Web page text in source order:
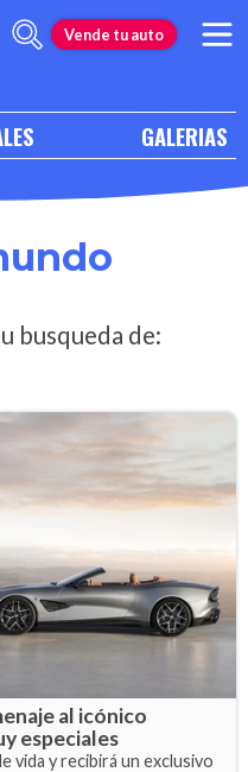
Vende tu auto
GALERIAS
busqueda de:
al icónico
especiales
vida y recibirá un exclusivo